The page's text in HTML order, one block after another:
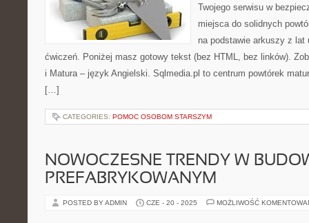
Twojego serwisu w
miejsca do solidnych
na podstawie arkuszy z lat
ćwiczeń. Poniżej masz gotowy tekst (bez HTML, bez linków).
i Matura – język Angielski. Sqlmedia.pl to centrum powtórek
[…]
CATEGORIES: POMOC OSOBOM STARSZYM
NOWOCZESNE TRENDY W
PREFABRYKOWANYM
POSTED BY ADMIN CZE - 20 - 2025 MOŻLIWOŚĆ